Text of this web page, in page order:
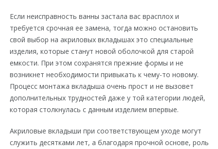
Если неисправность ванны застала вас врасплох и
требуется срочная ее замена, тогда можно остановить
свой выбор на акриловых вкладышах это специальные
изделия, которые станут новой оболочкой для старой
емкости. При этом сохранятся прежние формы и не
возникнет необходимости привыкать к чему-то новому.
Процесс монтажа вкладыша очень прост и не вызовет
дополнительных трудностей даже у той категории людей,
которая столкнулась с данным изделием впервые.
Акриловые вкладыши при соответствующем уходе могут
служить десятками лет, а благодаря прочной основе, роль